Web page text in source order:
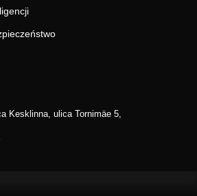
Kesklinna, ulica Tornimäe 5,